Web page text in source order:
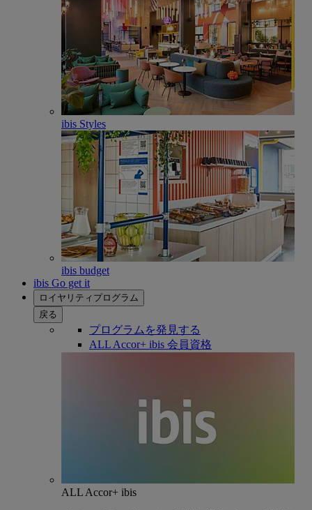
ibis Styles
ibis budget
ibis Go get it
ロイヤリティプログラム
戻る
プログラムを発見する
ALL Accor+ ibis 会員資格
ALL Accor+ ibis